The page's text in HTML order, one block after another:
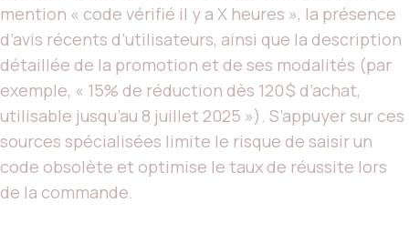
mention « code vérifié il y a X heures », la présence
d’avis récents d’utilisateurs, ainsi que la description
détaillée de la promotion et de ses modalités (par
exemple, « 15% de réduction dès 120 $ d’achat,
utilisable jusqu’au 8 juillet 2025 »). S’appuyer sur ces
sources spécialisées limite le risque de saisir un
code obsolète et optimise le taux de réussite lors
de la commande.